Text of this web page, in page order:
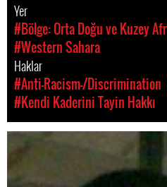
Yer
#Bölge: Orta Doğu ve Kuzey
#Western Sahara
Haklar
#Anti-Racism-/Discrimination
#Kendi Kaderini Tayin Hakkı